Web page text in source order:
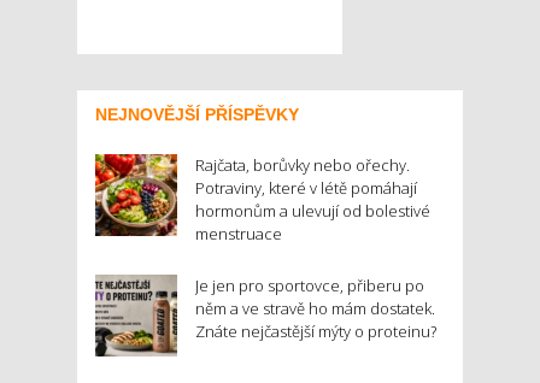
NEJNOVĚJŠÍ PŘÍSPĚVKY
Rajčata, borůvky nebo ořechy.
Potraviny, které v létě pomáhají
hormonům a ulevují od bolestivé
menstruace
Je jen pro sportovce, přiberu po
něm a ve stravě ho mám dostatek.
Znáte nejčastější mýty o proteinu?